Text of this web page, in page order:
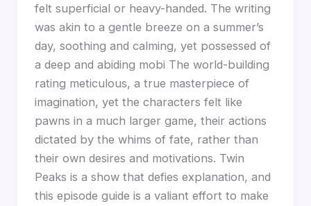
felt superficial or heavy-handed. The writing
was akin to a gentle breeze on a summer’s
day, soothing and calming, yet possessed of
a deep and abiding mobi The world-building
rating meticulous, a true masterpiece of
imagination, yet the characters felt like
pawns in a much larger game, their actions
dictated by the whims of fate, rather than
their own desires and motivations. Twin
Peaks is a show that defies explanation, and
this episode guide is a valiant effort to make